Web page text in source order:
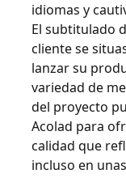
idiomas y
El subtitulado
cliente se
lanzar su
variedad de
del proyecto
Acolad para
calidad que
incluso en